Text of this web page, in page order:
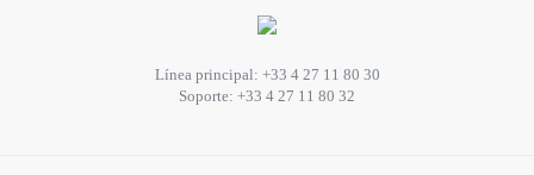
Línea principal: +33 4 27 11 80 30
Soporte: +33 4 27 11 80 32